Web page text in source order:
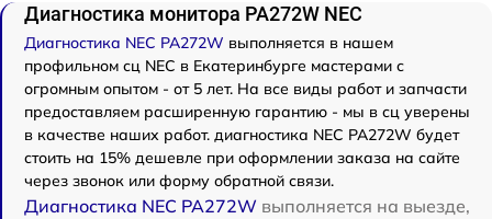
Диагностика монитора PA272W NEC
Диагностика NEC PA272W выполняется в нашем
профильном сц NEC в Екатеринбурге мастерами с
огромным опытом - от 5 лет. На все виды работ и запчасти
предоставляем расширенную гарантию - мы в сц уверены
в качестве наших работ. диагностика NEC PA272W будет
стоить на 15% дешевле при оформлении заказа на сайте
через звонок или форму обратной связи.
Диагностика NEC PA272W выполняется на выезде,